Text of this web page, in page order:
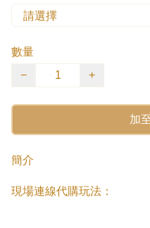
數量
−
+
加
簡介
現場連線代購玩法：